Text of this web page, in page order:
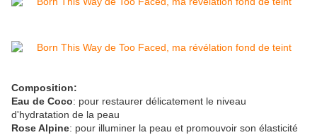
Composition:
Eau de Coco: pour restaurer délicatement le niveau
d'hydratation de la peau
Rose Alpine: pour illuminer la peau et promouvoir son élasticité